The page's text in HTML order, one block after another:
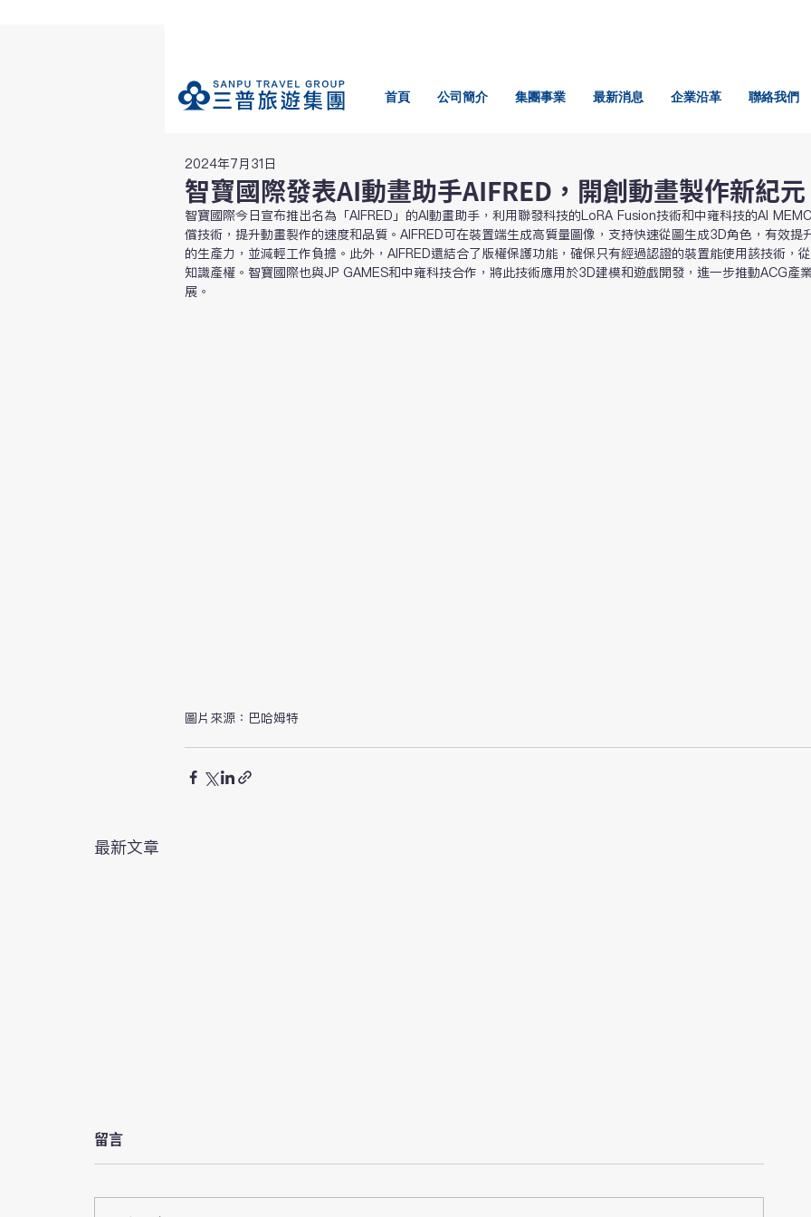
首頁 公司簡介 集團事業 最新消息 企業沿革 聯絡我們
智寶國際發表AI動畫助手AIFRED，開創動畫製作新紀元
2024年7月31日
智寶國際今日宣布推出名為「AIFRED」的AI動畫助手，利用聯發科技的LoRA Fusion技術和中雍科技的AI
償技術，提升動畫製作的速度和品質。AIFRED可在裝置端生成高質量圖像，支持快速從圖生成3D角色，有效提
的生產力，並減輕工作負擔。此外，AIFRED還結合了版權保護功能，確保只有經過認證的裝置能使用該技術，
知識產權。智寶國際也與JP GAMES和中雍科技合作，將此技術應用於3D建模和遊戲開發，進一步推動ACG產
展。
圖片來源：巴哈姆特
最新文章
留言